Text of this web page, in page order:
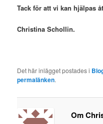
Tack för att vi kan hjälpas
Christina Schollin.
Det här inlägget postades i
permalänken.
Om